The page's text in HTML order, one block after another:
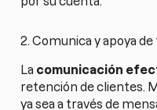
2. Comunica y apoya
La comunicación
retención de clientes.
ya sea a través de